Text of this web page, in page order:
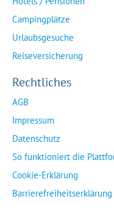
Campingplätze
Urlaubsgesuche
Reiseversicherung
Rechtliches
AGB
Impressum
Datenschutz
So funktioniert die
Cookie-Erklärung
Barrierefreiheitserklärung